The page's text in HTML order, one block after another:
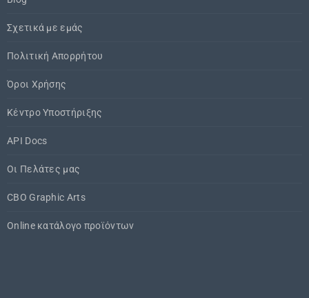
Σχετικά με εμάς
Πολιτική Απορρήτου
Όροι Χρήσης
Κέντρο Υποστήριξης
API Docs
Οι Πελάτες μας
CBO Graphic Arts
Online κατάλογο προϊόντων​